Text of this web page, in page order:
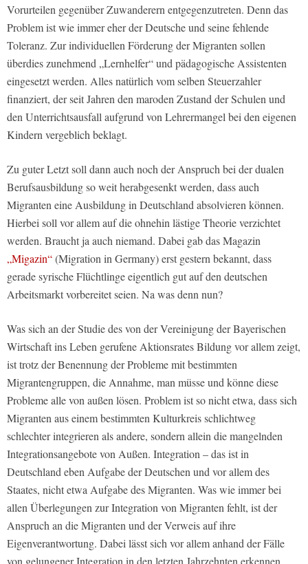
Vorurteilen gegenüber Zuwanderern entgegenzutreten. Denn das
Problem ist wie immer eher der Deutsche und seine fehlende
Toleranz. Zur individuellen Förderung der Migranten sollen
überdies zunehmend „Lernhelfer“ und pädagogische Assistenten
eingesetzt werden. Alles natürlich vom selben Steuerzahler
finanziert, der seit Jahren den maroden Zustand der Schulen und
den Unterrichtsausfall aufgrund von Lehrermangel bei den eigenen
Kindern vergeblich beklagt.
Zu guter Letzt soll dann auch noch der Anspruch bei der dualen
Berufsausbildung so weit herabgesenkt werden, dass auch
Migranten eine Ausbildung in Deutschland absolvieren können.
Hierbei soll vor allem auf die ohnehin lästige Theorie verzichtet
werden. Braucht ja auch niemand. Dabei gab das Magazin
„Migazin“(Migration in Germany) erst gestern bekannt, dass
gerade syrische Flüchtlinge eigentlich gut auf den deutschen
Arbeitsmarkt vorbereitet seien. Na was denn nun?
Was sich an der Studie des von der Vereinigung der Bayerischen
Wirtschaft ins Leben gerufene Aktionsrates Bildung vor allem zeigt,
ist trotz der Benennung der Probleme mit bestimmten
Migrantengruppen, die Annahme, man müsse und könne diese
Probleme alle von außen lösen. Problem ist so nicht etwa, dass sich
Migranten aus einem bestimmten Kulturkreis schlichtweg
schlechter integrieren als andere, sondern allein die mangelnden
Integrationsangebote von Außen. Integration – das ist in
Deutschland eben Aufgabe der Deutschen und vor allem des
Staates, nicht etwa Aufgabe des Migranten. Was wie immer bei
allen Überlegungen zur Integration von Migranten fehlt, ist der
Anspruch an die Migranten und der Verweis auf ihre
Eigenverantwortung. Dabei lässt sich vor allem anhand der Fälle